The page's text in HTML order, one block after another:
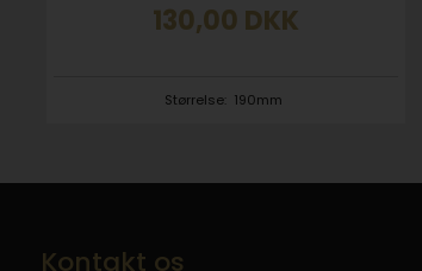
130,00 DKK
Størrelse: 190mm
Kontakt os